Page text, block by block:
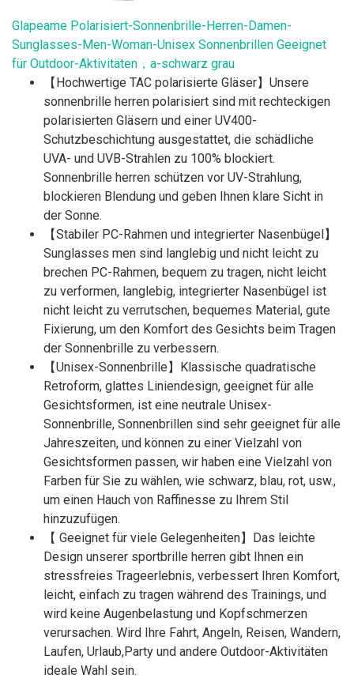
Glapeame Polarisiert-Sonnenbrille-Herren-Damen-
Sunglasses-Men-Woman-Unisex Sonnenbrillen Geeignet
für Outdoor-Aktivitäten，a-schwarz grau
【Hochwertige TAC polarisierte Gläser】Unsere
sonnenbrille herren polarisiert sind mit rechteckigen
polarisierten Gläsern und einer UV400-
Schutzbeschichtung ausgestattet, die schädliche
UVA- und UVB-Strahlen zu 100% blockiert.
Sonnenbrille herren schützen vor UV-Strahlung,
blockieren Blendung und geben Ihnen klare Sicht in
der Sonne.
【Stabiler PC-Rahmen und integrierter Nasenbügel】
Sunglasses men sind langlebig und nicht leicht zu
brechen PC-Rahmen, bequem zu tragen, nicht leicht
zu verformen, langlebig, integrierter Nasenbügel ist
nicht leicht zu verrutschen, bequemes Material, gute
Fixierung, um den Komfort des Gesichts beim Tragen
der Sonnenbrille zu verbessern.
【Unisex-Sonnenbrille】Klassische quadratische
Retroform, glattes Liniendesign, geeignet für alle
Gesichtsformen, ist eine neutrale Unisex-
Sonnenbrille, Sonnenbrillen sind sehr geeignet für alle
Jahreszeiten, und können zu einer Vielzahl von
Gesichtsformen passen, wir haben eine Vielzahl von
Farben für Sie zu wählen, wie schwarz, blau, rot, usw.,
um einen Hauch von Raffinesse zu Ihrem Stil
hinzuzufügen.
【 Geeignet für viele Gelegenheiten】Das leichte
Design unserer sportbrille herren gibt Ihnen ein
stressfreies Trageerlebnis, verbessert Ihren Komfort,
leicht, einfach zu tragen während des Trainings, und
wird keine Augenbelastung und Kopfschmerzen
verursachen. Wird Ihre Fahrt, Angeln, Reisen, Wandern,
Laufen, Urlaub,Party und andere Outdoor-Aktivitäten
ideale Wahl sein.